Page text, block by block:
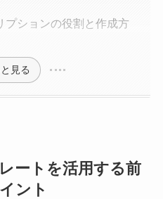
プションの役割と作成方
見る
ートを活用する前
ント